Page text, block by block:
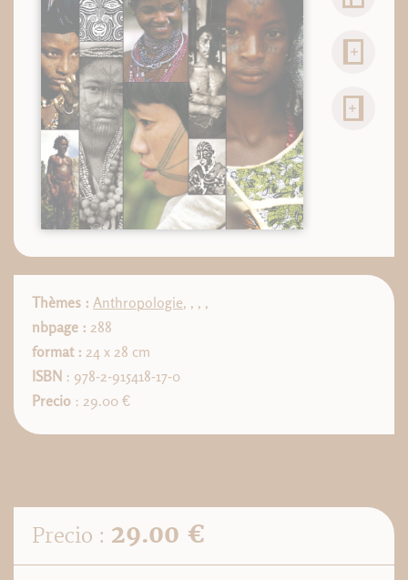
Thèmes : Anthropologie, , , ,
nbpage : 288
format : 24 x 28 cm
ISBN : 978-2-915418-17-0
Precio : 29.00 €
Precio : 29.00 €